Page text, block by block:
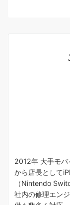
2012年 大手モバ
から店長として
（Nintendo
社内の修理エン